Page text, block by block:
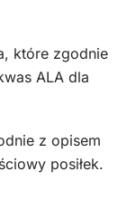
które zgodnie
ALA dla
z opisem
posiłek.